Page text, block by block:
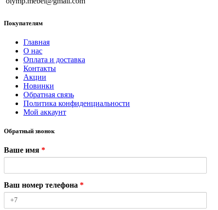
Покупателям
Главная
О нас
Оплата и доставка
Контакты
Акции
Новинки
Обратная связь
Политика конфиденциальности
Мой аккаунт
Обратный звонок
Ваше имя *
Ваш номер телефона *